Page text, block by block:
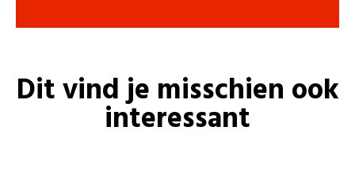
Dit vind je misschien ook
interessant